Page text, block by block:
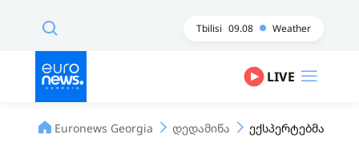
Tbilisi 09.08 Weather
LIVE
Euronews Georgia დედამიწა ექსპერტებმა